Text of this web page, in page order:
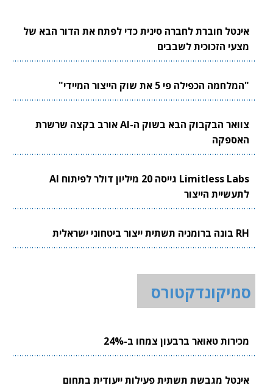
אינטל חוברת לחברה סינית כדי לפתח את הדור הבא של
מצעי הזכוכית לשבבים
"המלחמה הכפילה פי 5 את שוק הייצור המיידי"
צוואר הבקבוק הבא בשוק ה-AI אורב בקצה שרשרת
האספקה
Limitless Labs גייסה 20 מיליון דולר לפיתוח AI
לתעשיית הייצור
RH בונה ברומניה תשתית ייצור ביטחוני ישראלית
סמיקונדקטורס
מכירות טאואר ברבעון צמחו ב-24%
אינטל מגבשת תשתית פעילות ייעודית בתחום